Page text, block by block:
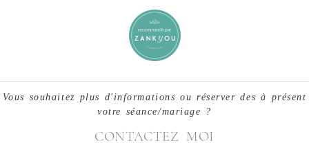
Vous souhaitez plus d'informations ou réserver des à présent
votre séance/mariage ?
CONTACTEZ MOI